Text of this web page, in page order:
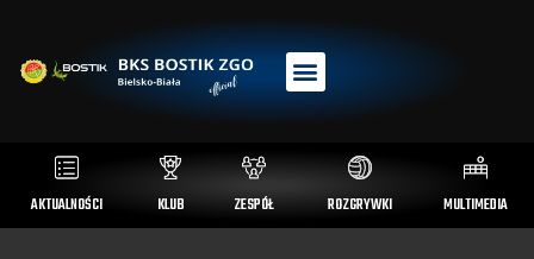
AKTUALNOŚCI KLUB ZESPÓŁ ROZGRYWKI MULTIMEDIA